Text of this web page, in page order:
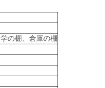
の棚、倉庫の棚